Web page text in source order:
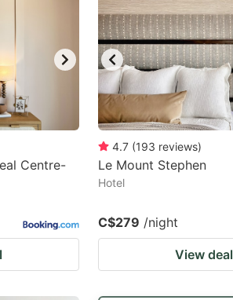
Centre-
4.7 (193 reviews)
Le Mount Stephen
Hotel
C$279 /night
View deal